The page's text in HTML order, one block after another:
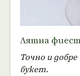
Лятна
Точно и
букет.